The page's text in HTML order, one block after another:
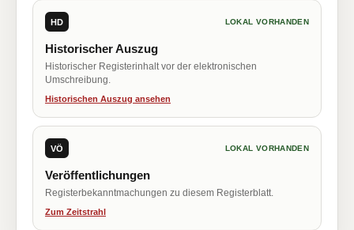
HD LOKAL VORHANDEN
Historischer Auszug
Historischer Registerinhalt vor der elektronischen
Umschreibung.
Historischen Auszug ansehen
VÖ LOKAL VORHANDEN
Veröffentlichungen
Registerbekanntmachungen zu diesem Registerblatt.
Zum Zeitstrahl